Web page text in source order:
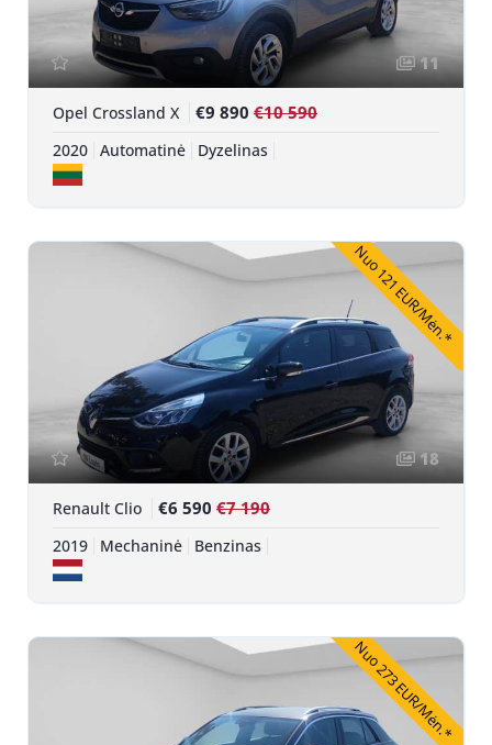
11
Opel Crossland X €9 890 €10 590
2020 Automatinė Dyzelinas
Nuo 121 EUR/Mėn.*
18
Renault Clio €6 590 €7 190
2019 Mechaninė Benzinas
Nuo 273 EUR/Mėn.*